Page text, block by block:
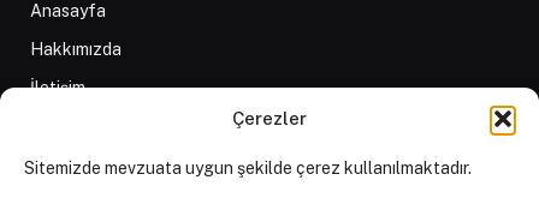
Çerezler
Sitemizde mevzuata uygun şekilde çerez kullanılmaktadır.
Anasayfa
Hakkımızda
İletişim
D84 Yayınları